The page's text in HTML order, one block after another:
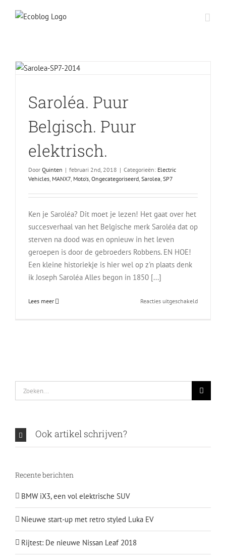
Saroléa. Puur
Belgisch. Puur
elektrisch.
Door Quinten | februari 2nd, 2018 | Categorieën: Electric
Vehicles, MANX7, Moto's, Ongecategoriseerd, Sarolea, SP7
Ken je Saroléa? Dit moet je lezen! Het gaat over het
succesverhaal van het Belgische merk Saroléa dat op
sterven na dood was en opnieuw in het leven
geroepen is door de gebroeders Robbens. EN HOE!
Een kleine historiekje is hier wel op z'n plaats denk
ik Joseph Saroléa Alles begon in 1850 [...]
Lees meer Reacties uitgeschakeldvoor
Zoeken
naar:
Ook artikel schrijven?
Recente berichten
BMW iX3, een vol elektrische SUV
Nieuwe start-up met retro styled Luka EV
Rijtest: De nieuwe Nissan Leaf 2018